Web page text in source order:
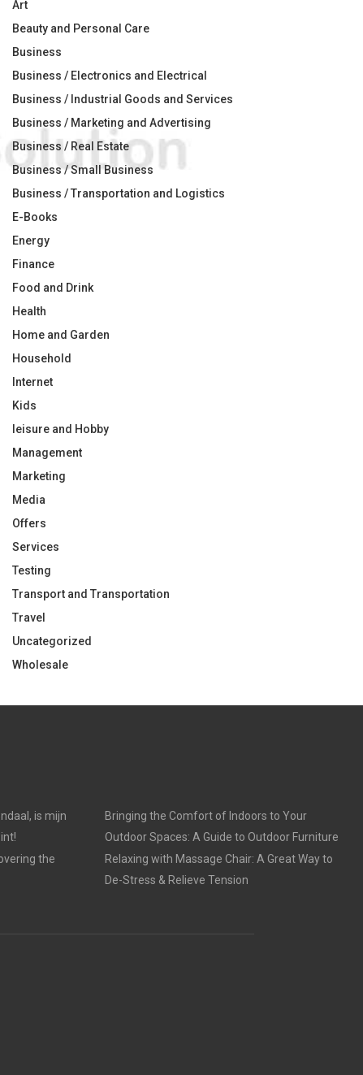
Art
Beauty and Personal Care
Business
Business / Electronics and Electrical
Business / Industrial Goods and Services
Business / Marketing and Advertising
Business / Real Estate
Business / Small Business
Business / Transportation and Logistics
E-Books
Energy
Finance
Food and Drink
Health
Home and Garden
Household
Internet
Kids
leisure and Hobby
Management
Marketing
Media
Offers
Services
Testing
Transport and Transportation
Travel
Uncategorized
Wholesale
is mijn
the
Bringing the Comfort of Indoors to Your
Outdoor Spaces: A Guide to Outdoor Furniture
Relaxing with Massage Chair: A Great Way to
De-Stress & Relieve Tension